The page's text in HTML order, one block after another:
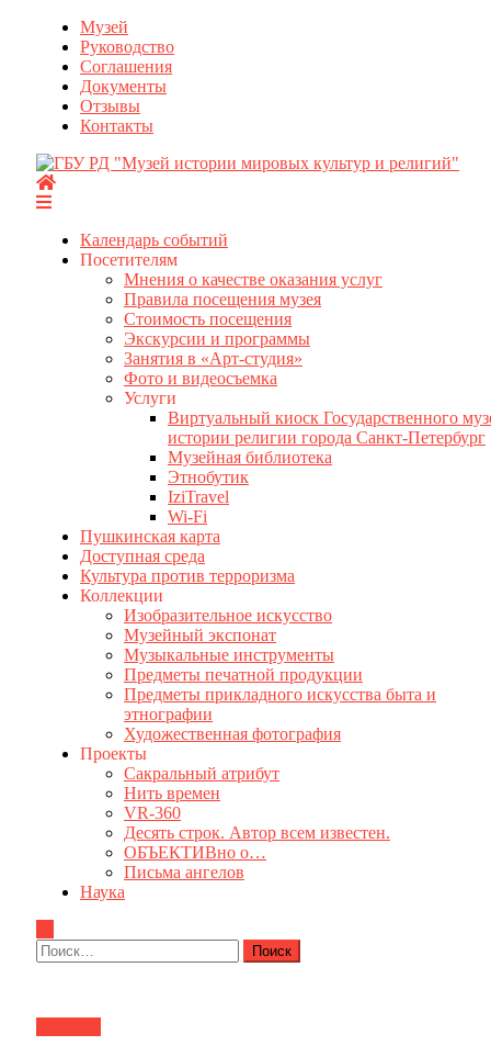
Перейти
содержимому
Музей
Руководство
Соглашения
Документы
Отзывы
Контакты
Календарь событий
Посетителям
Мнения о качестве оказания услуг
Правила посещения музея
Стоимость посещения
Экскурсии и программы
Занятия в «Арт-студия»
Фото и видеосъемка
Услуги
Виртуальный киоск Государственного
истории религии города Санкт-Петербург
Музейная библиотека
Этнобутик
IziTravel
Wi-Fi
Пушкинская карта
Доступная среда
Культура против терроризма
Коллекции
Изобразительное искусство
Музейный экспонат
Музыкальные инструменты
Предметы печатной продукции
Предметы прикладного искусства быта и
этнографии
Художественная фотография
Проекты
Сакральный атрибут
Нить времен
VR-360
Десять строк. Автор всем известен.
ОБЪЕКТИВно о…
Письма ангелов
Наука
Найти: